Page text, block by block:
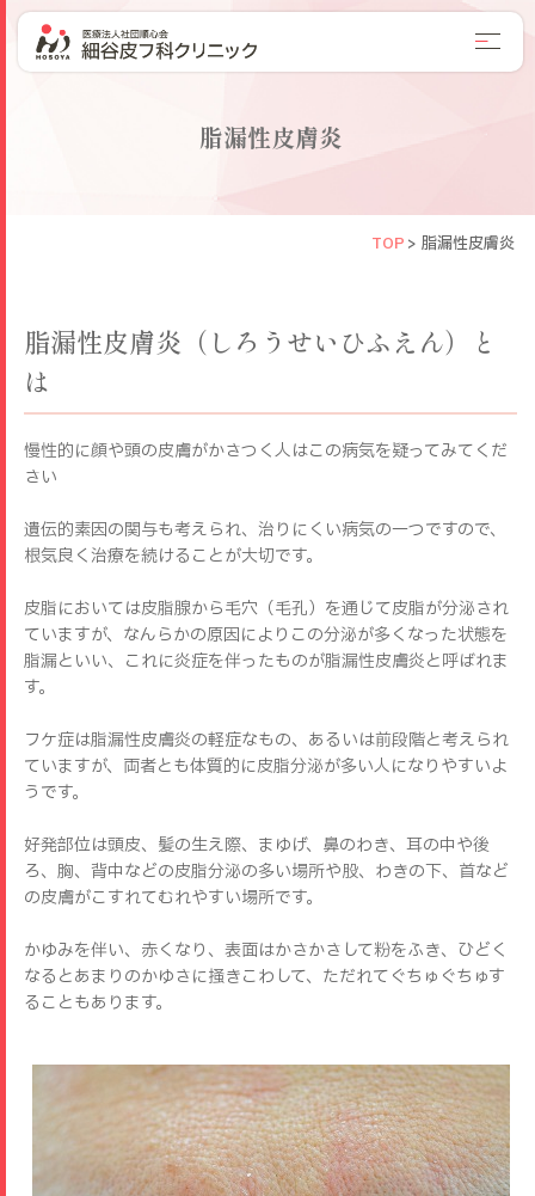
脂漏性皮膚炎
TOP > 脂漏性皮膚炎
脂漏性皮膚炎（しろうせいひふえん）と
は
慢性的に顔や頭の皮膚がかさつく人はこの病気を疑ってみてくだ
さい
遺伝的素因の関与も考えられ、治りにくい病気の一つですので、
根気良く治療を続けることが大切です。
皮脂においては皮脂腺から毛穴（毛孔）を通じて皮脂が分泌され
ていますが、なんらかの原因によりこの分泌が多くなった状態を
脂漏といい、これに炎症を伴ったものが脂漏性皮膚炎と呼ばれま
す。
フケ症は脂漏性皮膚炎の軽症なもの、あるいは前段階と考えられ
ていますが、両者とも体質的に皮脂分泌が多い人になりやすいよ
うです。
好発部位は頭皮、髪の生え際、まゆげ、鼻のわき、耳の中や後
ろ、胸、背中などの皮脂分泌の多い場所や股、わきの下、首など
の皮膚がこすれてむれやすい場所です。
かゆみを伴い、赤くなり、表面はかさかさして粉をふき、ひどく
なるとあまりのかゆさに掻きこわして、ただれてぐちゅぐちゅす
ることもあります。